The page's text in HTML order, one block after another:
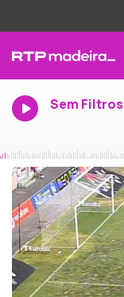
Sem Filtros